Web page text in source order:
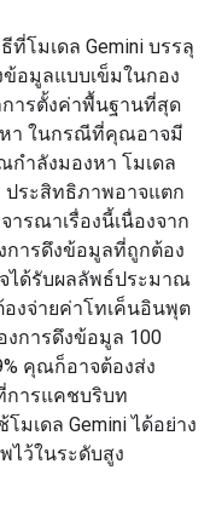
โมเดล Gemini บรรลุ
อมูลแบบเข็มในกอง
ารตั้งค่าพื้นฐานที่สุด
หา ในกรณีที่คุณอาจมี
กำลังมองหา โมเดล
ประสิทธิภาพอาจแตก
รณาเรื่องนี้เนื่องจาก
การดึงข้อมูลที่ถูกต้อง
ได้รับผลลัพธ์ประมาณ
งจ่ายค่าโทเค็นอินพุต
การดึงข้อมูล 100
คุณก็อาจต้องส่ง
การแคชบริบท
มเดล Gemini ได้อย่าง
ว้ในระดับสูง